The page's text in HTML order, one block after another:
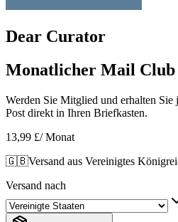
Dear Curator
Monatlicher Mail Club
Werden Sie Mitglied und erhalten Sie
Post direkt in Ihren Briefkasten.
13,99 £/ Monat
🇬🇧Versand aus Vereinigtes
Versand nach